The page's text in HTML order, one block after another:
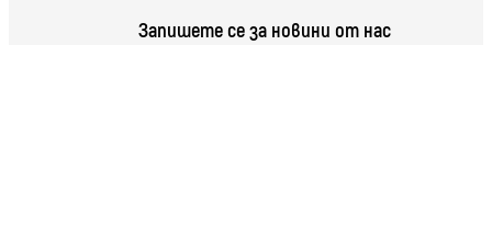
Запишете се за новини от нас